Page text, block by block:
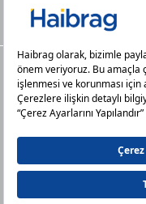
Haibrag.com
Kategoriler
Popüler Sayfalar